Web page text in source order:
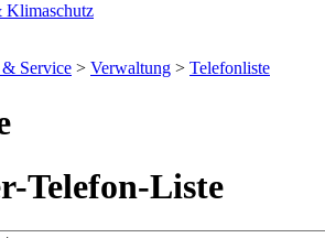
& Service > Verwaltung > Telefonliste
Telefon-Liste